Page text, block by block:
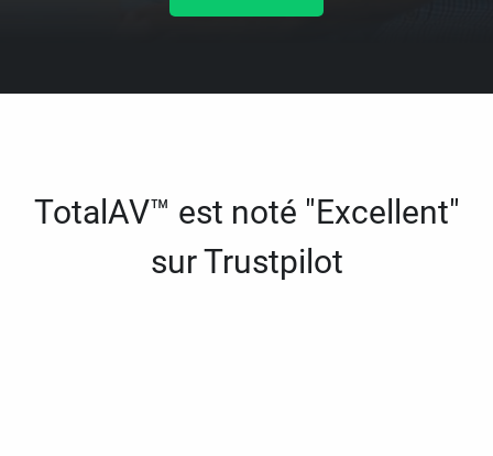
TotalAV™ est noté "Excellent"
sur Trustpilot